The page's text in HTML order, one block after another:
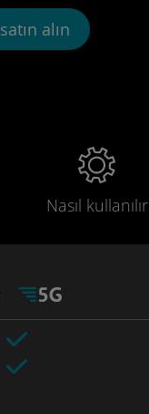
alın
Nasıl kullanılır